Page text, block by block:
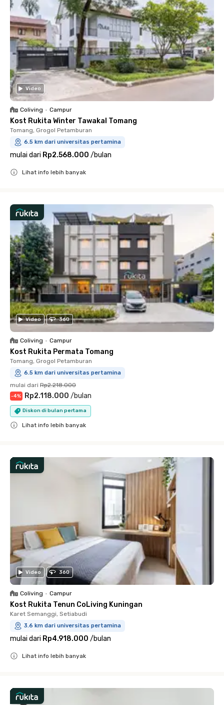
Video
Coliving • Campur
Kost Rukita Winter Tawakal Tomang
Tomang, Grogol Petamburan
6.5 km dari universitas pertamina
mulai dari Rp2.568.000 /bulan
Lihat info lebih banyak
Video 360
Coliving • Campur
Kost Rukita Permata Tomang
Tomang, Grogol Petamburan
6.5 km dari universitas pertamina
mulai dari Rp2.218.000
-4% Rp2.118.000 /bulan
Diskon di bulan pertama
Lihat info lebih banyak
Video 360
Coliving • Campur
Kost Rukita Tenun CoLiving Kuningan
Karet Semanggi, Setiabudi
3.6 km dari universitas pertamina
mulai dari Rp4.918.000 /bulan
Lihat info lebih banyak